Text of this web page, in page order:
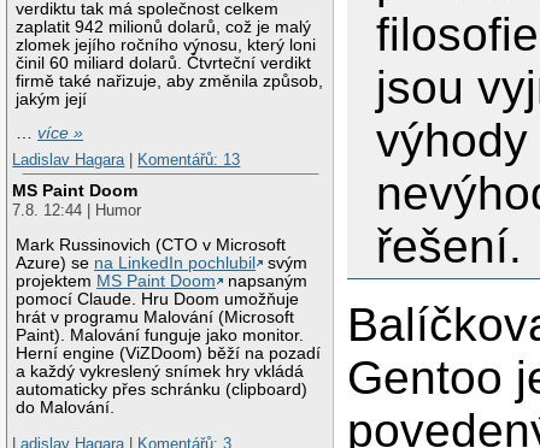
verdiktu tak má společnost celkem
zaplatit 942 milionů dolarů, což je malý
zlomek jejího ročního výnosu, který loni
činil 60 miliard dolarů. Čtvrteční verdikt
firmě také nařizuje, aby změnila způsob,
jakým její
…více »
Ladislav Hagara
Komentářů: 13
MS Paint Doom
7.8. 12:44 | Humor
Mark Russinovich (CTO v Microsoft
Azure) se na LinkedIn pochlubil
svým
projektem MS Paint Doom
napsaným
pomocí Claude. Hru Doom umožňuje
hrát v programu Malování (Microsoft
Paint). Malování funguje jako monitor.
Herní engine (ViZDoom) běží na pozadí
a každý vykreslený snímek hry vkládá
automaticky přes schránku (clipboard)
do Malování.
Ladislav Hagara
Komentářů: 3
jsou
výhody
řešení.
Gentoo